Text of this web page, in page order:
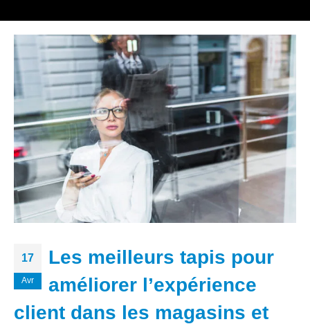
17
Avr
Les meilleurs tapis pour
améliorer l’expérience
client dans les magasins et